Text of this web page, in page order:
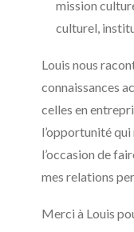
mission
culturel,
Louis nous
connaissances
celles en
l’opportunité qui
l’occasion de
mes relations
Merci à Louis